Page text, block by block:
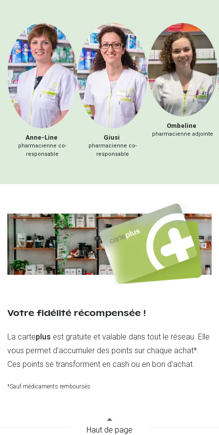
Anne-Line
pharmacienne co-
responsable
Giusi
pharmacienne co-
responsable
Ombeline
pharmacienne adjointe
Votre fidélité récompensée !
La carteplus est gratuite et valable dans tout le réseau. Elle
vous permet d'accumuler des points sur chaque achat*.
Ces points se transforment en cash ou en bon d'achat.
*Sauf médicaments remboursés
Haut de page